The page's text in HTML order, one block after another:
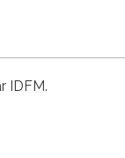
IDFM.